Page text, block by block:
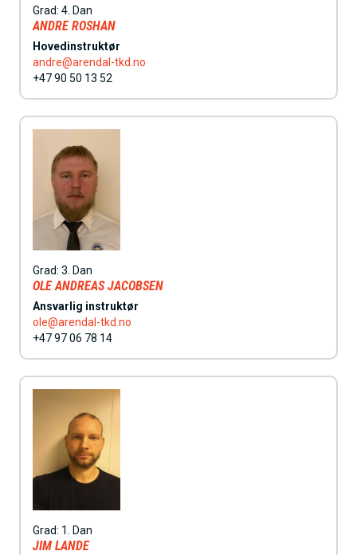
Grad: 4. Dan
ANDRE ROSHAN
Hovedinstruktør
andre@arendal-tkd.no
+47 90 50 13 52
Grad: 3. Dan
OLE ANDREAS JACOBSEN
Ansvarlig instruktør
ole@arendal-tkd.no
+47 97 06 78 14
Grad: 1. Dan
JIM LANDE